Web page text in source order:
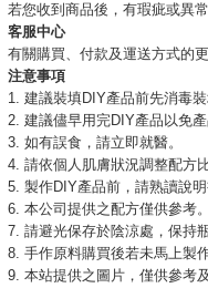
若您收到商品後，有瑕疵或異
客服中心
有關購買、付款及運送方式的
注意事項
1. 建議裝填DIY產品前先消毒
2. 建議儘早用完DIY產品以免產
3. 如有誤食，請立即就醫。
4. 請依個人肌膚狀況調整配方
5. 製作DIY產品前，請熟讀說
6. 本公司提供之配方僅供參考。
7. 請避光保存於陰涼處，保持
8. 手作原料購買後若未馬上製
9. 本站提供之圖片，僅供參考